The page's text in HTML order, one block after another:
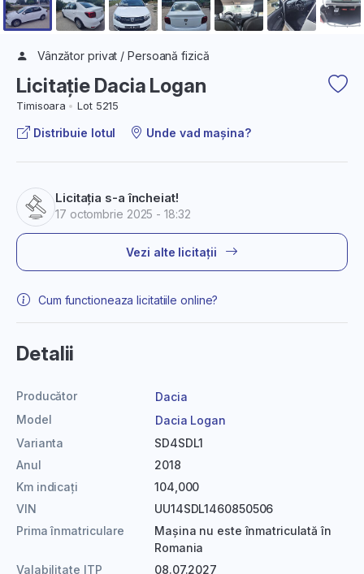
Licitație Dacia Logan
Timisoara Lot 5215
Vânzător privat / Persoană fizică
Distribuie lotul Unde vad mașina?
Licitația s-a încheiat!
17 octombrie 2025 - 18:32
Vezi alte licitații
Cum functioneaza licitatiile online?
Detalii
Producător
Dacia
Model
Dacia Logan
Varianta
SD4SDL1
Anul
2018
Km indicați
104,000
VIN
UU14SDL1460850506
Prima înmatriculare
Mașina nu este înmatriculată în
Romania
Valabilitate ITP
08.07.2027